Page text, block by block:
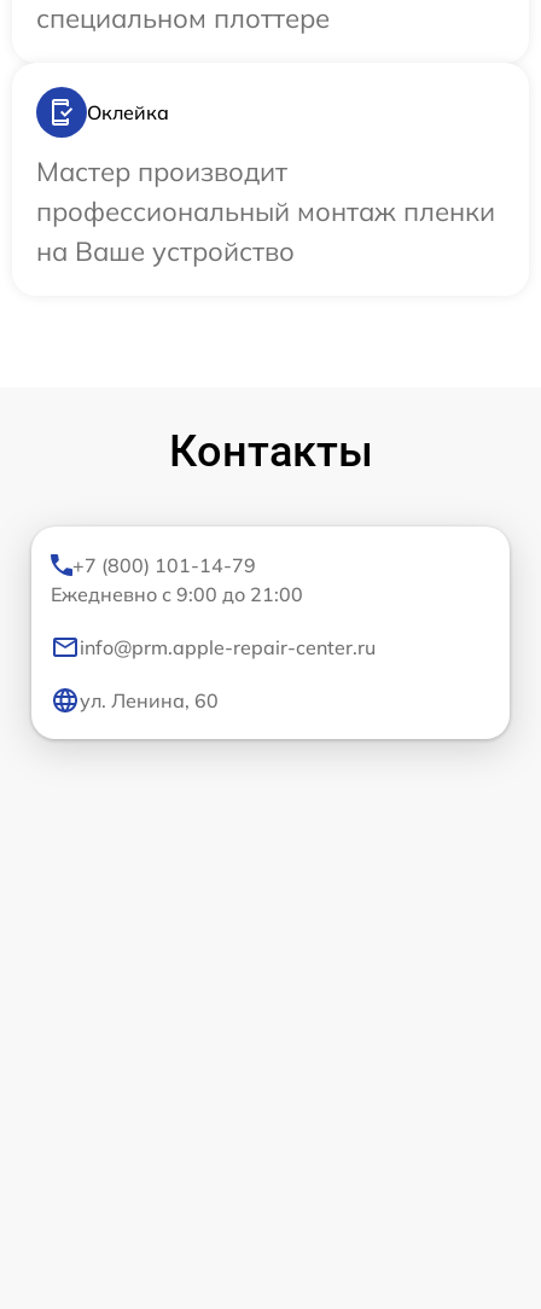
специальном плоттере
Оклейка
Мастер производит
профессиональный монтаж пленки
на Ваше устройство
Контакты
+7 (800) 101-14-79
Ежедневно с 9:00 до 21:00
info@prm.apple-repair-center.ru
ул. Ленина, 60